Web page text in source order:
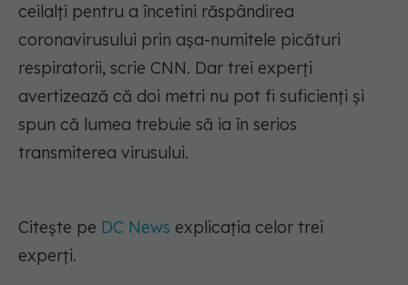
ceilalți pentru a încetini răspândirea
coronavirusului prin așa-numitele picături
respiratorii, scrie CNN. Dar trei experți
avertizează că doi metri nu pot fi suficienți și
spun că lumea trebuie să ia în serios
transmiterea virusului.
Citește pe DC News explicația celor trei
experți.